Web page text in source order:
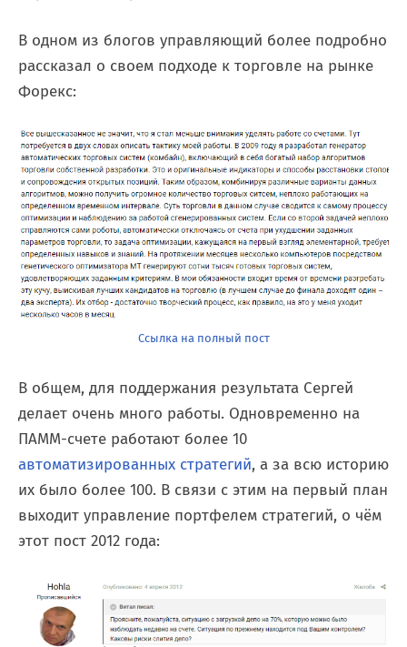
В одном из блогов управляющий более подробно
рассказал о своем подходе к торговле на рынке
Форекс:
Ссылка на полный пост
В общем, для поддержания результата Сергей
делает очень много работы. Одновременно на
ПАММ-счете работают более 10
автоматизированных стратегий, а за всю историю
их было более 100. В связи с этим на первый план
выходит управление портфелем стратегий, о чём
этот пост 2012 года: